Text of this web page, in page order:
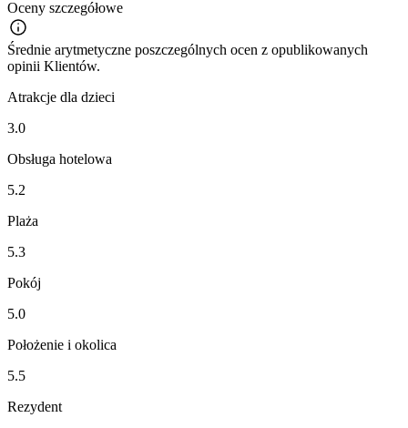
Oceny szczegółowe
Średnie arytmetyczne poszczególnych ocen z opublikowanych
opinii Klientów.
Atrakcje dla dzieci
3.0
Obsługa hotelowa
5.2
Plaża
5.3
Pokój
5.0
Położenie i okolica
5.5
Rezydent